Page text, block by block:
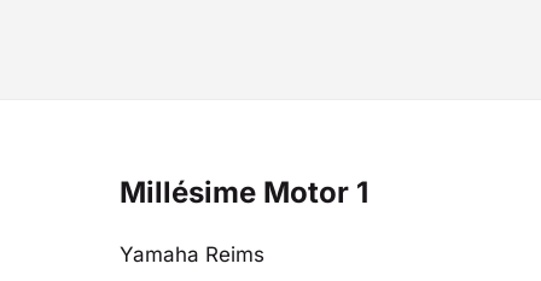
Millésime Motor 1
Yamaha Reims